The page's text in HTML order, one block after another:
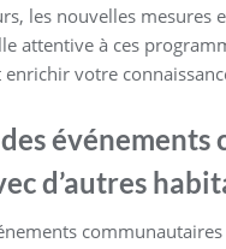
les nouvelles mesures
attentive à ces
votre
d’autres